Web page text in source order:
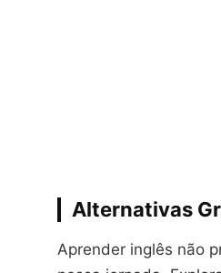
Alternativas
Aprender inglês não